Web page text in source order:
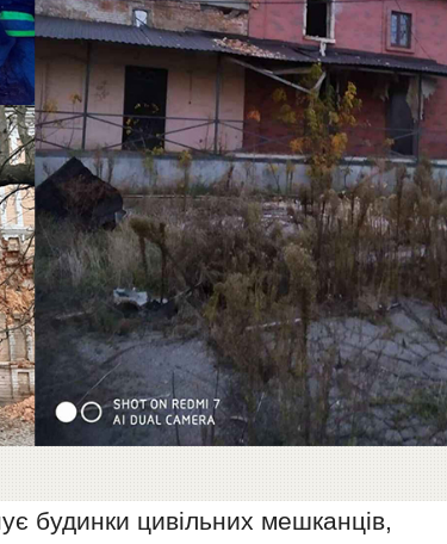
будинки цивільних мешканців,